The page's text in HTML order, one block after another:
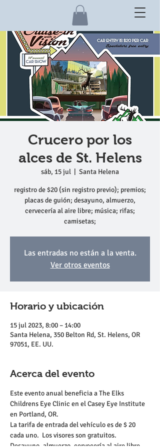
Crucero por los
alces de St. Helens
sáb, 15 jul Santa Helena
registro de $20 (sin registro previo); premios;
placas de guión; desayuno, almuerzo,
cervecería al aire libre; música; rifas;
camisetas;
Las entradas no están a la venta.
Ver otros eventos
Horario y ubicación
15 jul 2023, 8:00 – 14:00
Santa Helena, 350 Belton Rd, St. Helens, OR
97051, EE. UU.
Acerca del evento
Este evento anual beneficia a The Elks
Childrens Eye Clinic en el Casey Eye Institute
en Portland, OR.
La tarifa de entrada del vehículo es de $ 20
cada uno.  Los visores son gratuitos.
Desayuno, almuerzo, cervecería al aire libre,